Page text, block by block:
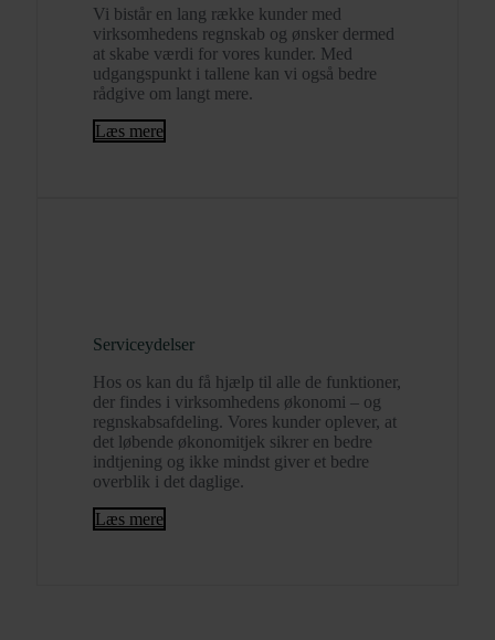
Vi bistår en lang række kunder med
virksomhedens regnskab og ønsker dermed
at skabe værdi for vores kunder. Med
udgangspunkt i tallene kan vi også bedre
rådgive om langt mere.
Læs mere
Serviceydelser
Hos os kan du få hjælp til alle de funktioner,
der findes i virksomhedens økonomi – og
regnskabsafdeling. Vores kunder oplever, at
det løbende økonomitjek sikrer en bedre
indtjening og ikke mindst giver et bedre
overblik i det daglige.
Læs mere